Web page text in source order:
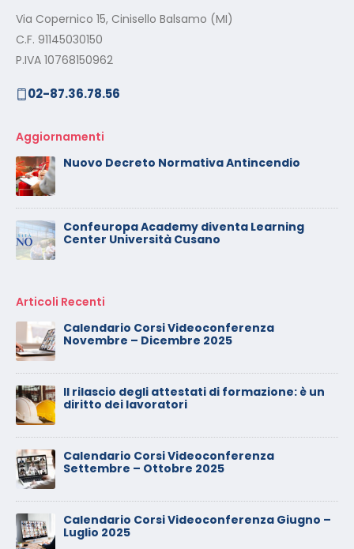
Via Copernico 15, Cinisello Balsamo (MI)
C.F. 91145030150
P.IVA 10768150962
02-87.36.78.56
Aggiornamenti
Nuovo Decreto Normativa Antincendio
Confeuropa Academy diventa Learning
Center Università Cusano
Articoli Recenti
Calendario Corsi Videoconferenza
Novembre – Dicembre 2025
Il rilascio degli attestati di formazione: è un
diritto dei lavoratori
Calendario Corsi Videoconferenza
Settembre – Ottobre 2025
Calendario Corsi Videoconferenza Giugno –
Luglio 2025